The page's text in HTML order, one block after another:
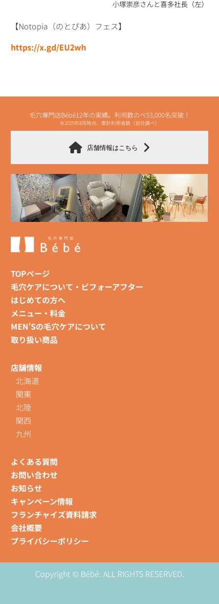
小塚崇彦さんと喜多社長（左）
【Notopia（のとぴあ）フェス】
https://x.gd/EU2wh
毛穴専門店Bébé12年の実績。利用数のべ53,000名突破！
※2025年8月時点、累計利用者数（自社調べ）
店舗情報はこちら
TOPページ
毛穴ケアについて・ビフォーアフター
はじめての方へ
メニュー・料金
MEN’Sの毛穴ケアについて
取り扱い商品
店舗情報
北海道
関東
北陸
関西
九州
よくある質問
お問い合わせ
お知らせ
キャンペーン情報
フランチャイズ資料請求
会社概要
プライバシーポリシー
Copyright © Bébé. ALL RIGHTS RESERVED.